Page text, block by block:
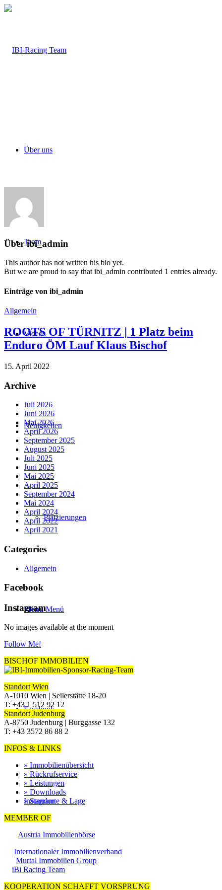
Über uns
Team
Videos
Neuigkeiten
Platzierungen
Menü Menü
Facebook
Instagram
Überibi_admin
This author has not written his bio yet.
But we are proud to say thatibi_admin contributed 1 entries already.
Einträge von ibi_admin
Allgemein
ROOTS OF TÜRNITZ | 1 Platz beim
Enduro ÖM Lauf Klaus Bischof
15. April 2022
Archive
Juli 2026
Juni 2026
Mai 2026
April 2026
September 2025
August 2025
Juli 2025
Juni 2025
Mai 2025
April 2025
September 2024
Mai 2024
April 2024
April 2022
April 2021
Categories
Allgemein
Facebook
Instagram
No images available at the moment
Follow Me!
BISCHOF IMMOBILIEN
Standort Wien
A-1010 Wien | Seilerstätte 18-20
T: +43 1 512 92 12
Standort Judenburg
A-8750 Judenburg | Burggasse 132
T: +43 3572 86 88 2
INFOS & LINKS
» Immobilienübersicht
» Rückrufservice
» Leistungen
» Downloads
» Standorte & Lage
MEMBER OF
Austria Immobilienbörse
Internationaler Immobilienverband
Murtal Immobilien Group
iBi Racing Team
KOOPERATION SCHAFFT VORSPRUNG